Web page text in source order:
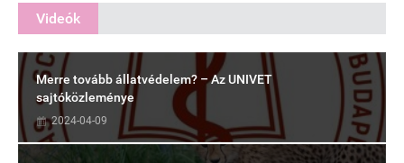
Videók
Merre tovább állatvédelem? – Az UNIVET
sajtóközleménye
2024-04-09